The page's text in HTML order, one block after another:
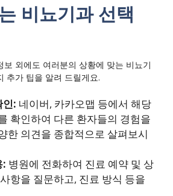
비뇨기과 선택
보 외에도 여러분의 상황에 맞는 비뇨기
추가 팁을 알려 드릴게요.
인: 네이버, 카카오맵 등에서 해당
확인하여 다른 환자들의 경험을
한 의견을 종합적으로 살펴보시
: 병원에 전화하여 진료 예약 및 상
항을 질문하고, 진료 방식 등을